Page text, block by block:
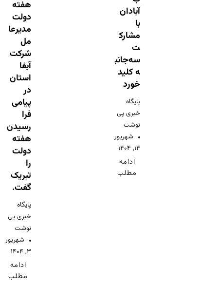
آبادان
با
مشارک
ت
سه‌جانب
ه کلید
خورد
پایگاه
خبری پی
نوشت
شهریور
۱۴, ۱۴۰۴
ادامه
مطلب
هفته
دولت
مدیرعا
مل
شرکت
آبفا
استان
در
پیامی
فرا
رسیدن
هفته
دولت
را
تبریک
گفت.
پایگاه
خبری پی
نوشت
شهریور
۳, ۱۴۰۴
ادامه
مطلب